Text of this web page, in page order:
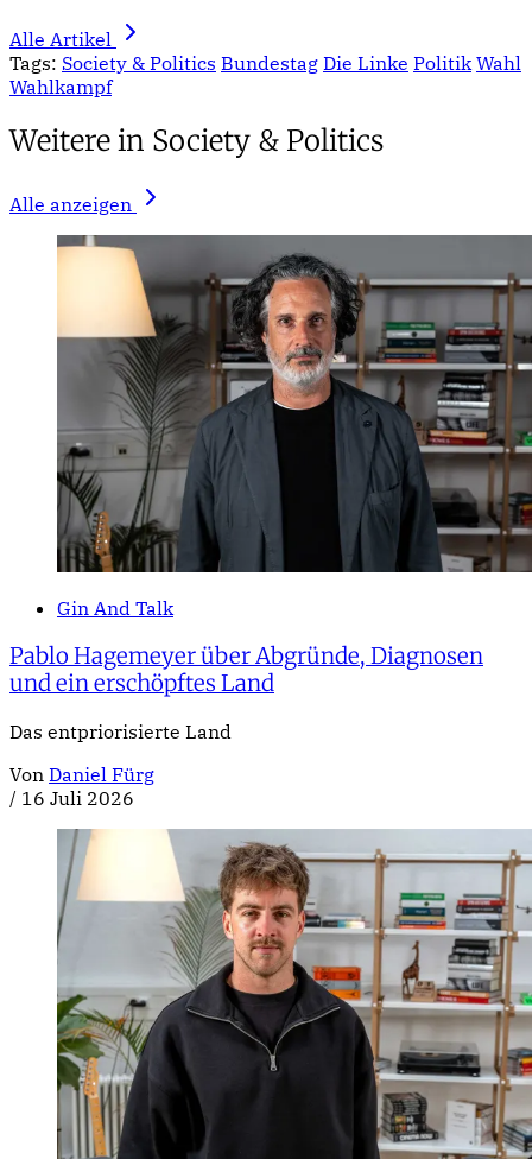
Alle Artikel
Tags: Society & Politics Bundestag Die Linke Politik Wahl
Wahlkampf
Weitere in Society & Politics
Alle anzeigen
Gin And Talk
Pablo Hagemeyer über Abgründe, Diagnosen
und ein erschöpftes Land
Das entpriorisierte Land
Von Daniel Fürg
/ 16 Juli 2026